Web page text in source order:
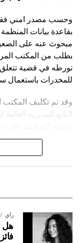
وحسب مصدر امني
بقاعدة بيانات
مبحوث عنه على
بطلب من المكتب
تورطه في قضية تتعلق
للمخدرات باستعمال
وقد تم تكليف المكتب
التابع للمديرية
ويأتي توقيف المشتبه
رأي
هل